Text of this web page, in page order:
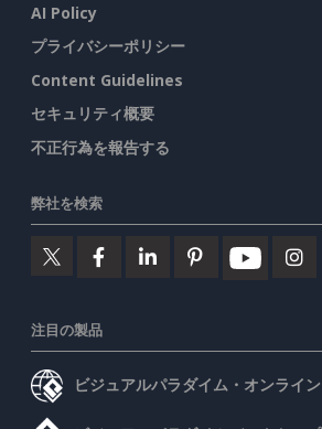
AI Policy
プライバシーポリシー
Content Guidelines
セキュリティ概要
不正行為を報告する
弊社を検索
注目の製品
ビジュアルパラダイム・オンライン